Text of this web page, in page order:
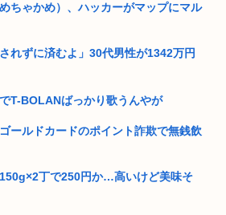
先のJDに飲みに誘われる！！！
数38人）
せ書き書こうとか言い出した
れる大物財務官僚、高市早苗の逆鱗に
のエース官僚もサナ(神戸大)には勝て
る方法
ちゃかめ）、ハッカーがマップにマル
れずに済むよ」30代男性が1342万円
T-BOLANばっかり歌うんやが
ールドカードのポイント詐欺で無銭飲
150g×2丁で250円か…高いけど美味そ